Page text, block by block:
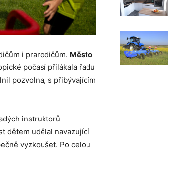
i prarodičům. Město
počasí přilákala řadu
pozvolna, s přibývajícím
instruktorů
dětem udělal navazující
vyzkoušet. Po celou